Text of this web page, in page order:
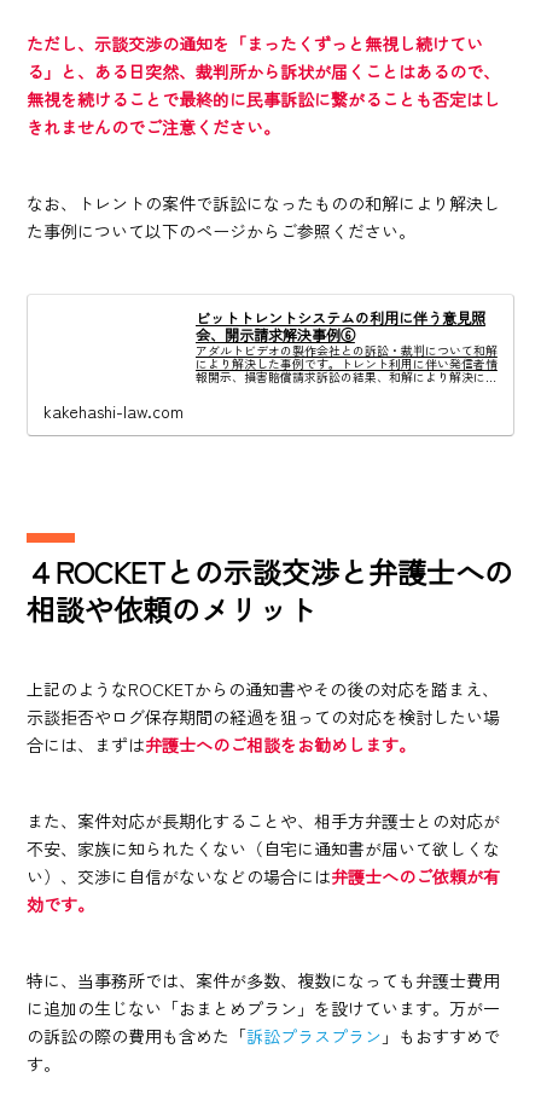
ただし、示談交渉の通知を「まったくずっと無視し続けてい
る」と、ある日突然、裁判所から訴状が届くことはあるので、
無視を続けることで最終的に民事訴訟に繋がることも否定はし
きれませんのでご注意ください。
なお、トレントの案件で訴訟になったものの和解により解決し
た事例について以下のページからご参照ください。
ビットトレントシステムの利用に伴う意見照
会、開示請求解決事例⑥
アダルトビデオの製作会社との訴訟・裁判について和解
により解決した事例です。トレント利用に伴い発信者情
報開示、損害賠償請求訴訟の結果、和解により解決に至
kakehashi-law.com
４ROCKETとの示談交渉と弁護士への
相談や依頼のメリット
上記のようなROCKETからの通知書やその後の対応を踏まえ、
示談拒否やログ保存期間の経過を狙っての対応を検討したい場
合には、まずは弁護士へのご相談をお勧めします。
また、案件対応が長期化することや、相手方弁護士との対応が
不安、家族に知られたくない（自宅に通知書が届いて欲しくな
い）、交渉に自信がないなどの場合には弁護士へのご依頼が有
効です。
特に、当事務所では、案件が多数、複数になっても弁護士費用
に追加の生じない「おまとめプラン」を設けています。万が一
の訴訟の際の費用も含めた「訴訟プラスプラン 」もおすすめで
す。